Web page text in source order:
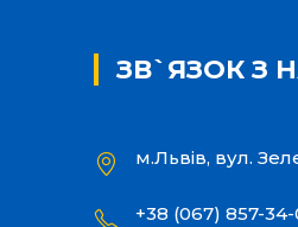
ЗВ`ЯЗОК З
м.Львів, вул.
+38 (067) 857-